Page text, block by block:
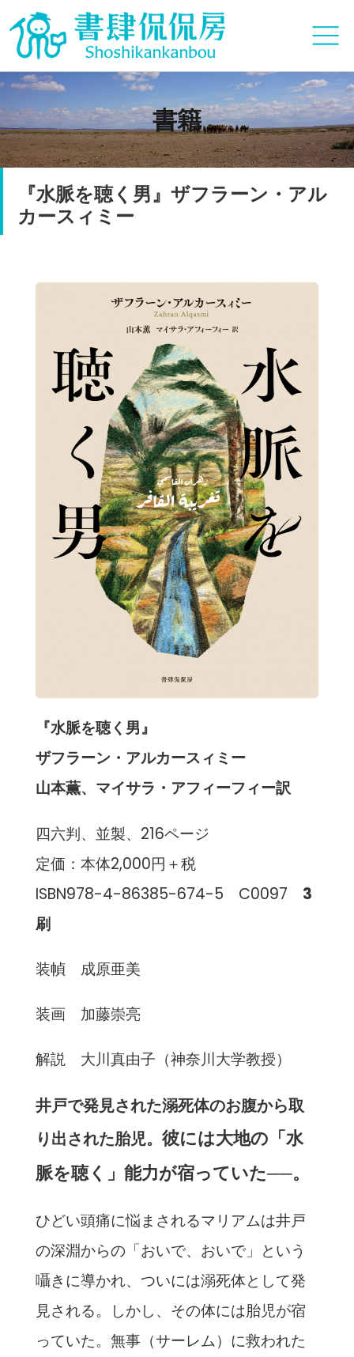
書籍
『水脈を聴く男』ザフラーン・アル
カースィミー
『水脈を聴く男』
ザフラーン・アルカースィミー
山本薫、マイサラ・アフィーフィー訳
四六判、並製、216ページ
定価：本体2,000円＋税
ISBN978-4-86385-674-5 C0097 3
刷
装幀 成原亜美
装画 加藤崇亮
解説 大川真由子（神奈川大学教授）
井戸で発見された溺死体のお腹から取
り出された胎児。 彼には大地の「水
脈を聴く」能力が宿っていた──。
ひどい頭痛に悩まされるマリアムは井戸
の深淵からの「おいで、 おいで」という
囁きに導かれ、ついには溺死体として発
見される。
しかし、その体には胎児が宿
っていた。無事（サーレム） に救われた